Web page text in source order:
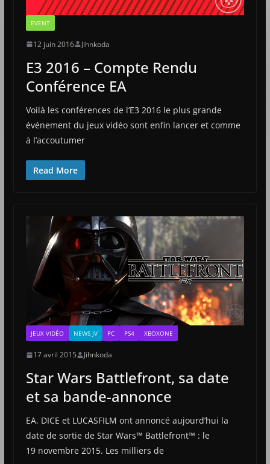
EVENT
12 juin 2016 Jihnkoda
E3 2016 – Compte Rendu
Conférence EA
Voilà les conférences de l’E3 2016 le plus grande
événement du jeux vidéo sont enfin lancer et comme
à l’accoutumer
Read More
JEUX VIDÉO NEWS JV PC PS4 XBOXONE
17 avril 2015 Jihnkoda
Star Wars Battlefront, sa date
et sa bande-annonce
EA, DICE et LUCASFILM ont annoncé aujourd’hui la
date de sortie de Star Wars™ Battlefront™ : le
19 novembre 2015. Les milliers de